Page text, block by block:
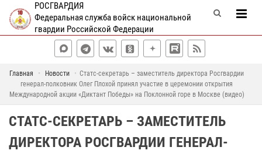
РОСГВАРДИЯ
Федеральная служба войск национальной
гвардии Российской Федерации
Главная Новости
Статс-секретарь – заместитель директора Росгвардии
генерал-полковник Олег Плохой принял участие в церемонии открытия
Международной акции «Диктант Победы» на Поклонной горе в Москве (видео)
СТАТС-СЕКРЕТАРЬ – ЗАМЕСТИТЕЛЬ
ДИРЕКТОРА РОСГВАРДИИ ГЕНЕРАЛ-